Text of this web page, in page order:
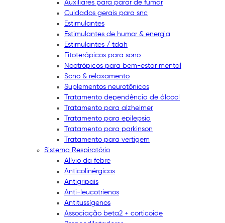
Auxiliares para parar de fumar
Cuidados gerais para snc
Estimulantes
Estimulantes de humor & energia
Estimulantes / tdah
Fitoterápicos para sono
Nootrópicos para bem-estar mental
Sono & relaxamento
Suplementos neurotônicos
Tratamento dependência de álcool
Tratamento para alzheimer
Tratamento para epilepsia
Tratamento para parkinson
Tratamento para vertigem
Sistema Respiratório
Alívio da febre
Anticolinérgicos
Antigripais
Anti-leucotrienos
Antitussígenos
Associação beta2 + corticoide